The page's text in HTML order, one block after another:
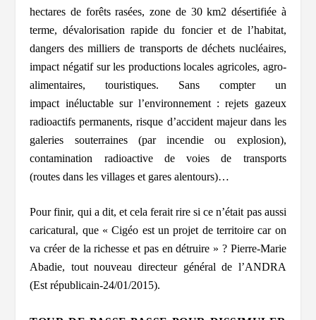
hectares de forêts rasées, zone de 30 km2 désertifiée à
terme, dévalorisation rapide du foncier et de l’habitat,
dangers des milliers de transports de déchets nucléaires,
impact négatif sur les productions locales agricoles, agro-
alimentaires, touristiques. Sans compter un
impact inéluctable sur l’environnement : rejets gazeux
radioactifs permanents, risque d’accident majeur dans les
galeries souterraines (par incendie ou explosion),
contamination radioactive de voies de transports
(routes dans les villages et gares alentours)…
Pour finir, qui a dit, et cela ferait rire si ce n’était pas aussi
caricatural, que « Cigéo est un projet de territoire car on
va créer de la richesse et pas en détruire » ? Pierre-Marie
Abadie, tout nouveau directeur général de l’ANDRA
(Est républicain-24/01/2015).